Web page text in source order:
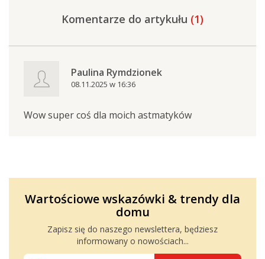
Komentarze do artykułu (1)
Paulina Rymdzionek
08.11.2025 w 16:36
Wow super coś dla moich astmatyków
Wartościowe wskazówki & trendy dla
domu
Zapisz się do naszego newslettera, będziesz
informowany o nowościach...